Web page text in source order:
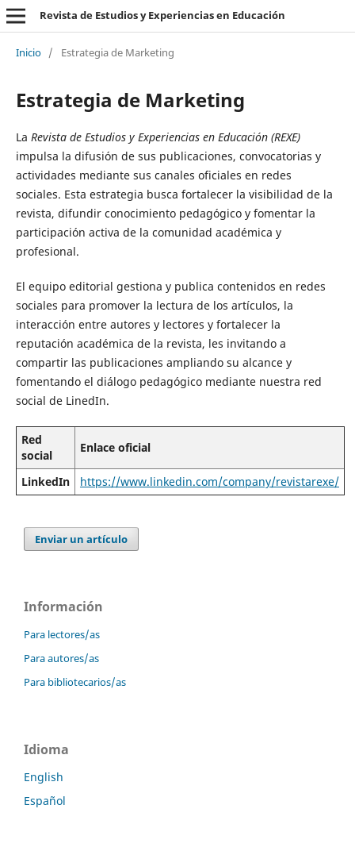
Revista de Estudios y Experiencias en Educación
Inicio / Estrategia de Marketing
Estrategia de Marketing
La Revista de Estudios y Experiencias en Educación (REXE)
impulsa la difusión de sus publicaciones, convocatorias y
actividades mediante sus canales oficiales en redes
sociales. Esta estrategia busca fortalecer la visibilidad de la
revista, difundir conocimiento pedagógico y fomentar la
participación activa de la comunidad académica y
profesional.
El equipo editorial gestiona y publica contenidos en redes
sociales para promover la lectura de los artículos, la
interacción entre autores y lectores y fortalecer la
reputación académica de la revista, les invitando a
compartir las publicaciones ampliando su alcance y
fomentando el diálogo pedagógico mediante nuestra red
social de LinedIn.
Red
social
Enlace oficial
LinkedIn https://www.linkedin.com/company/revistarexe/
Enviar un artículo
Información
Para lectores/as
Para autores/as
Para bibliotecarios/as
Idioma
English
Español